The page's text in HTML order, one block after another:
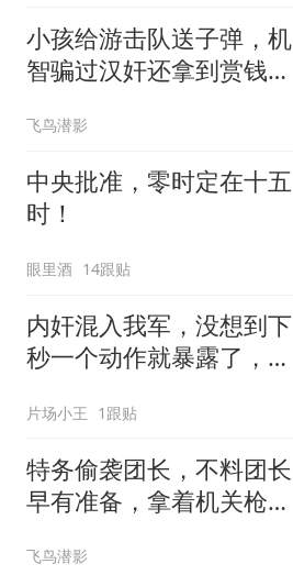
小孩给游击队送子弹，机
智骗过汉奸还拿到赏钱，
飞鸟潜影
中央批准，零时定在十五
时！
眼里酒 14跟贴
内奸混入我军，没想到下
秒一个动作就暴露了，这
片场小王 1跟贴
特务偷袭团长，不料团长
早有准备，拿着机关枪躲
飞鸟潜影